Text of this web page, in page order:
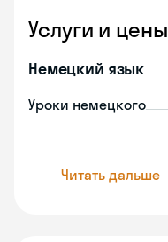
Услуги и цены
Немецкий язык
Уроки немецкого
Читать дальше